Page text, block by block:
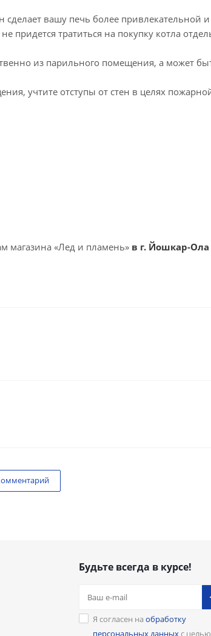
вашу печь более привлекательной
тратиться на покупку котла
из парильного помещения, а может
учтите отступы от стен в целях
магазина «Лед и пламень» в г. Йошкар-Ола
Будьте всегда в курсе!
Я согласен на обработку
персональных данныхс целью